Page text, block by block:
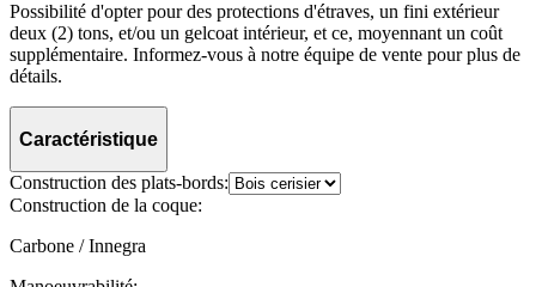
Possibilité d'opter pour des protections d'étraves, un fini extérieur
deux (2) tons, et/ou un gelcoat intérieur, et ce, moyennant un coût
supplémentaire. Informez-vous à notre équipe de vente pour plus de
détails.
Caractéristique
Construction des plats-bords:
Construction de la coque:
Carbone / Innegra